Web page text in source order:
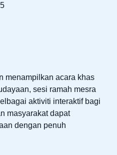
menampilkan acara khas
sesi ramah mesra
aktiviti interaktif bagi
masyarakat dapat
dengan penuh